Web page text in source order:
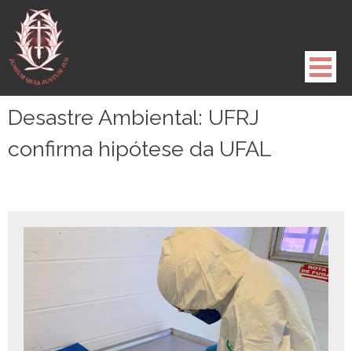
para
conteúdo
Desastre Ambiental: UFRJ
confirma hipótese da UFAL